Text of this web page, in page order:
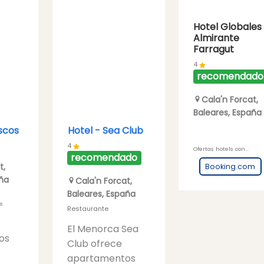
,
Hotel - Sea Club
4
recomendado
Cala'n Forcat,
Baleares, España
Restaurante
El Menorca Sea
Club ofrece
apartamentos
Hotel Globales
Almirante
Farragut
4
recomendado
Cala'n Forcat,
Baleares, España
Ofertas hotels con...
Booking.com